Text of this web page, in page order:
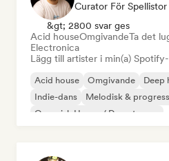
Curator För Spellistor
&gt; 2800 svar ges
Acid houseOmgivandeTa det
Electronica
Lägg till artister i min(a)
Acid house Omgivande Deep
Indie-dans
Melodisk &
Organisk House / Downtempo